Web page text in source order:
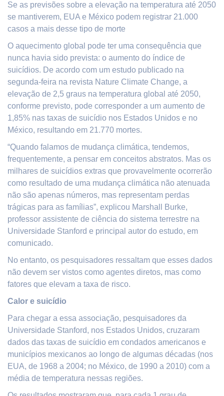
Se as previsões sobre a elevação na temperatura até 2050
se mantiverem, EUA e México podem registrar 21.000
casos a mais desse tipo de morte
O aquecimento global pode ter uma consequência que
nunca havia sido prevista: o aumento do índice de
suicídios. De acordo com um estudo publicado na
segunda-feira na revista Nature Climate Change, a
elevação de 2,5 graus na temperatura global até 2050,
conforme previsto, pode corresponder a um aumento de
1,85% nas taxas de suicídio nos Estados Unidos e no
México, resultando em 21.770 mortes.
“Quando falamos de mudança climática, tendemos,
frequentemente, a pensar em conceitos abstratos. Mas os
milhares de suicídios extras que provavelmente ocorrerão
como resultado de uma mudança climática não atenuada
não são apenas números, mas representam perdas
trágicas para as famílias”, explicou Marshall Burke,
professor assistente de ciência do sistema terrestre na
Universidade Stanford e principal autor do estudo, em
comunicado.
No entanto, os pesquisadores ressaltam que esses dados
não devem ser vistos como agentes diretos, mas como
fatores que elevam a taxa de risco.
Calor e suicídio
Para chegar a essa associação, pesquisadores da
Universidade Stanford, nos Estados Unidos, cruzaram
dados das taxas de suicídio em condados americanos e
municípios mexicanos ao longo de algumas décadas (nos
EUA, de 1968 a 2004; no México, de 1990 a 2010) com a
média de temperatura nessas regiões.